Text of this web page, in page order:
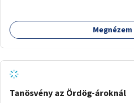
nyújthat.
Megnézem
Tanösvény az Ördög-ároknál